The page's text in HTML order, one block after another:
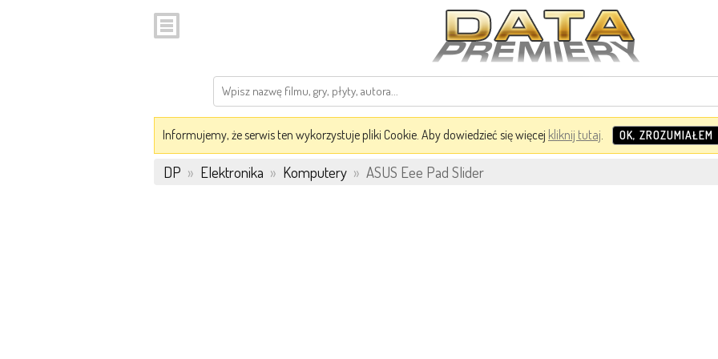
Informujemy, że serwis ten wykorzystuje pliki Cookie. Aby dowiedzieć się więcej kliknij tutaj. OK, ZROZUMIAŁEM
DP » Elektronika » Komputery » ASUS Eee Pad Slider